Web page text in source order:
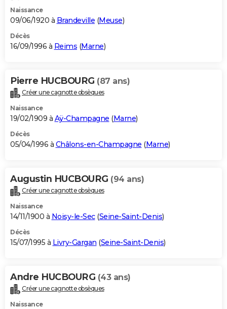
Naissance
09/06/1920 à Brandeville (Meuse)
Décès
16/09/1996 à Reims (Marne)
Pierre HUCBOURG (87 ans)
Créer une cagnotte obsèques
Naissance
19/02/1909 à Aÿ-Champagne (Marne)
Décès
05/04/1996 à Châlons-en-Champagne (Marne)
Augustin HUCBOURG (94 ans)
Créer une cagnotte obsèques
Naissance
14/11/1900 à Noisy-le-Sec(Seine-Saint-Denis)
Décès
15/07/1995 à Livry-Gargan (Seine-Saint-Denis)
Andre HUCBOURG (43 ans)
Créer une cagnotte obsèques
Naissance